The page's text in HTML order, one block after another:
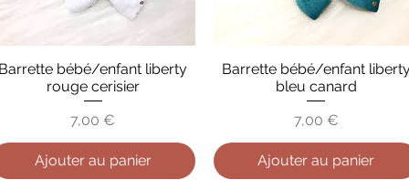
Aperçu rapide
Barrette bébé/enfant liberty
rouge cerisier
Prix
7,00 €
Ajouter au panier
Aperçu rapide
Barrette bébé/enfant
bleu canard
Prix
7,00 €
Ajouter au panier